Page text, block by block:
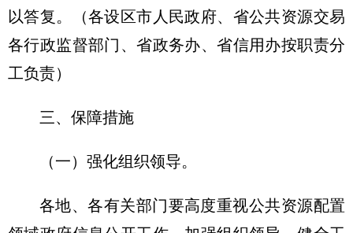
以答复。（各设区市人民政府、省公共资源交易
各行政监督部门、省政务办、省信用办按职责分
工负责）
三、保障措施
（一）强化组织领导。
各地、各有关部门要高度重视公共资源配置